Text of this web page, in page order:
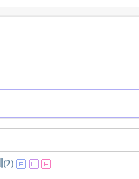
(2)